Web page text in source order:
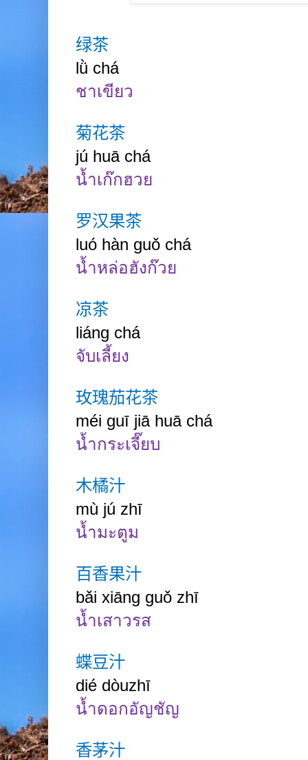
绿茶
lǜ chá
ชาเขียว
菊花茶
jú huā chá
น้ำเก๊กฮวย
罗汉果茶
luó hàn guǒ chá
น้ำหล่อฮังก๊วย
凉茶
liáng chá
จับเลี้ยง
玫瑰茄花茶
méi guī jiā huā chá
น้ำกระเจี๊ยบ
木橘汁
mù jú zhī
น้ำมะตูม
百香果汁
bǎi xiāng guǒ zhī
น้ำเสาวรส
蝶豆汁
dié dòuzhī
น้ำดอกอัญชัญ
香茅汁